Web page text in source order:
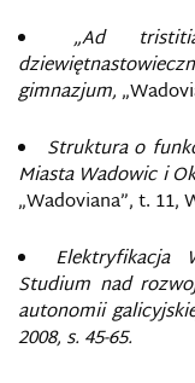
„Ad
gimnazjum,
Struktura o
Miasta Wadowic i
„Wadoviana”, t. 11,
Elektryfikacja
Studium nad
autonomii
2008, s. 45-65.